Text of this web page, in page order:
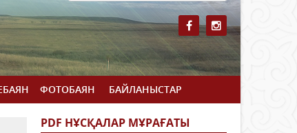
ФОТОБАЯН БАЙЛАНЫСТАР
PDF НҰСҚАЛАР МҰРАҒАТЫ